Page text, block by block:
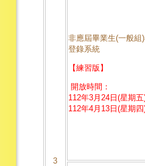
3
非應屆畢業生(一般組
登錄系統
【練習版】
開放時間：
112年3月24日(星期
112年4月13日(星期